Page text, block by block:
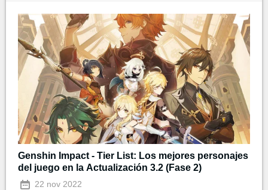
Genshin Impact - Tier List: Los mejores personajes
del juego en la Actualización 3.2 (Fase 2)
22 nov 2022